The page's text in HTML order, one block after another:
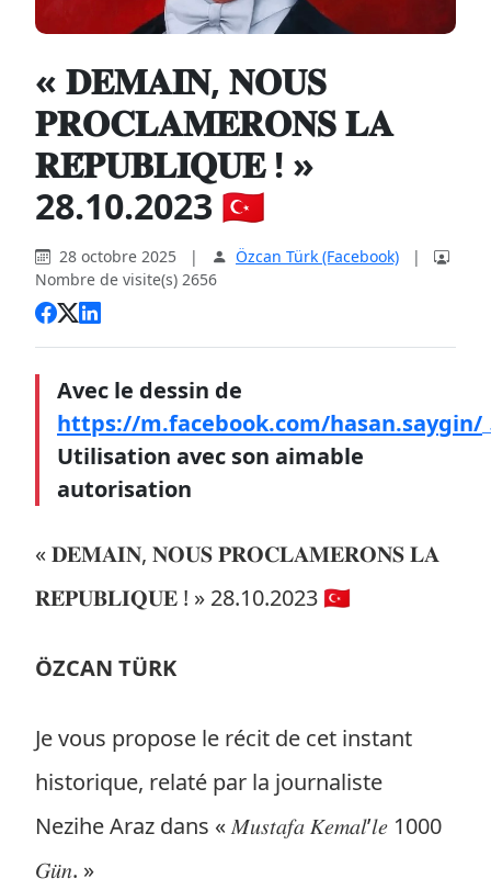
« 𝐃𝐄𝐌𝐀𝐈𝐍, 𝐍𝐎𝐔𝐒
𝐏𝐑𝐎𝐂𝐋𝐀𝐌𝐄𝐑𝐎𝐍𝐒 𝐋𝐀
𝐑𝐄́𝐏𝐔𝐁𝐋𝐈𝐐𝐔𝐄 ! »
28.10.2023 🇹🇷
28 octobre 2025 | Özcan Türk (Facebook)
|
Nombre de visite(s) 2656
Avec le dessin de
https://m.facebook.com/hasan.saygin/
Utilisation avec son aimable
autorisation
« 𝐃𝐄𝐌𝐀𝐈𝐍, 𝐍𝐎𝐔𝐒 𝐏𝐑𝐎𝐂𝐋𝐀𝐌𝐄𝐑𝐎𝐍𝐒 𝐋𝐀
𝐑𝐄́𝐏𝐔𝐁𝐋𝐈𝐐𝐔𝐄 ! » 28.10.2023 🇹🇷
ÖZCAN TÜRK
Je vous propose le récit de cet instant
historique, relaté par la journaliste
Nezihe Araz dans « 𝑀𝑢𝑠𝑡𝑎𝑓𝑎 𝐾𝑒𝑚𝑎𝑙’𝑙𝑒 1000
𝐺𝑢̈𝑛. »